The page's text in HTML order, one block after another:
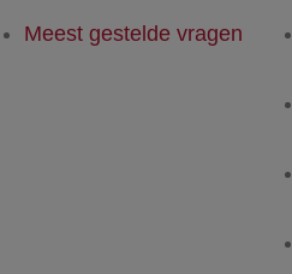
Meest gestelde vragen